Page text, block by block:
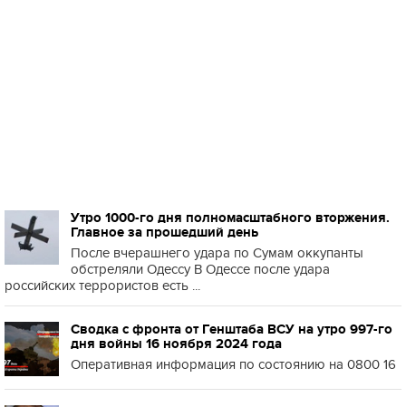
Утро 1000-го дня полномасштабного вторжения.
Главное за прошедший день
После вчерашнего удара по Сумам оккупанты
обстреляли Одессу В Одессе после удара
российских террористов есть ...
Сводка с фронта от Генштаба ВСУ на утро 997-го
дня войны 16 ноября 2024 года
Оперативная информация по состоянию на 0800 16